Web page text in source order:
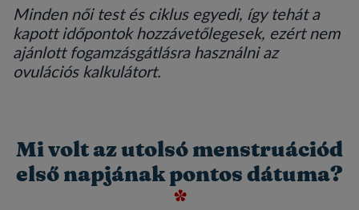
Minden női test és ciklus egyedi, így tehát a
kapott időpontok hozzávetőlegesek, ezért nem
ajánlott fogamzásgátlásra használni az
ovulációs kalkulátort.
Mi volt az utolsó menstruációd
első napjának pontos dátuma?